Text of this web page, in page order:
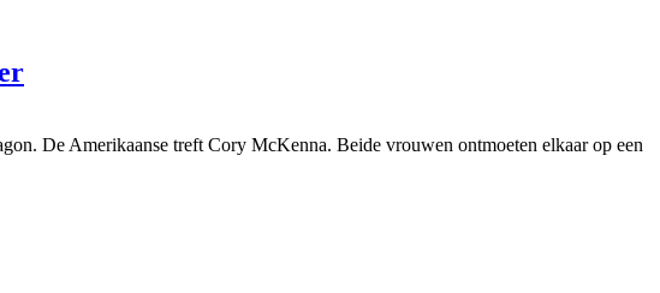
De Amerikaanse treft Cory McKenna. Beide vrouwen ontmoeten elkaar op een